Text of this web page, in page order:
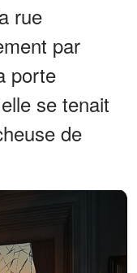
rue
par
porte
se tenait
de